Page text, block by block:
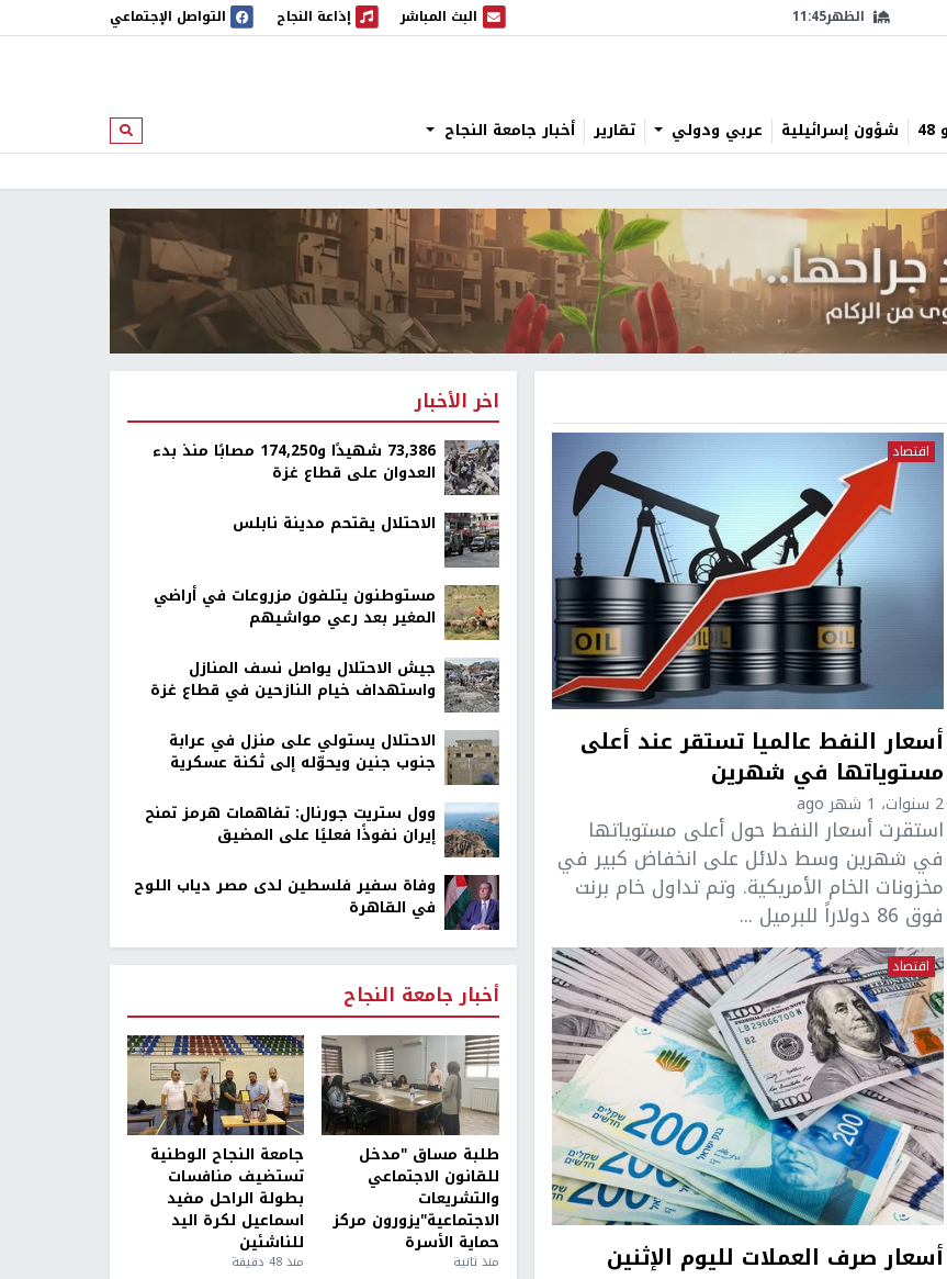
الظهر11:45 البث المباشر
البث المباشر إذاعة النجاح
إذاعة النجاح التواصل الإجتماعي
شؤون إسرائيلية عربي ودولي تقارير أخبار جامعة النجاح ابحث
اقتصاد
أسعار النفط عالميا تستقر عند أعلى
مستوياتها في شهرين
2 سنوات، 1 شهر ago
استقرت أسعار النفط حول أعلى مستوياتها
في شهرين وسط دلائل على انخفاض كبير في
مخزونات الخام الأمريكية. وتم تداول خام برنت
فوق 86 دولاراً للبرميل ...
اقتصاد
أسعار صرف العملات لليوم الإثنين
اخر الأخبار
73,386 شهيدًا و174,250 مصابًا منذ بدء
العدوان على قطاع غزة
الاحتلال يقتحم مدينة نابلس
مستوطنون يتلفون مزروعات في أراضي
المغير بعد رعي مواشيهم
جيش الاحتلال يواصل نسف المنازل
واستهداف خيام النازحين في قطاع غزة
الاحتلال يستولي على منزل في عرابة
جنوب جنين ويحوّله إلى ثكنة عسكرية
وول ستريت جورنال: تفاهمات هرمز تمنح
إيران نفوذًا فعليًا على المضيق
وفاة سفير فلسطين لدى مصر دياب اللوح
في القاهرة
أخبار جامعة النجاح
طلبة مساق "مدخل
للقانون الاجتماعي
والتشريعات
الاجتماعية"يزورون مركز
حماية الأسرة
منذ ثانية
جامعة النجاح الوطنية
تستضيف منافسات
بطولة الراحل مفيد
اسماعيل لكرة اليد
للناشئين
منذ 48 دقيقة